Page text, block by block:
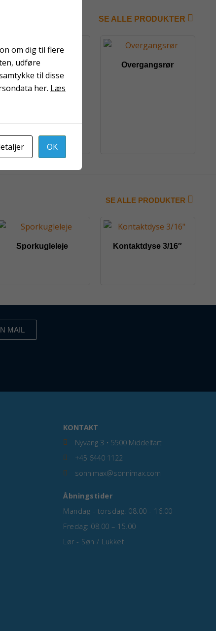
SE ALLE PRODUKTER
Pinolskrue Overgangsrør
SE ALLE PRODUKTER
Sporkugleleje Kontaktdyse 3/16″
MAIL
KONTAKT
Nyvang 3 • 5500 Middelfart
+45 6440 1122
sonnimax@sonnimax.com
Åbningstider
Mandag - torsdag: 08.00 - 16.00
Fredag: 08.00 – 15.00
Lør - Søn / Lukket
om dig til flere
udføre
til disse
her. Læs
OK